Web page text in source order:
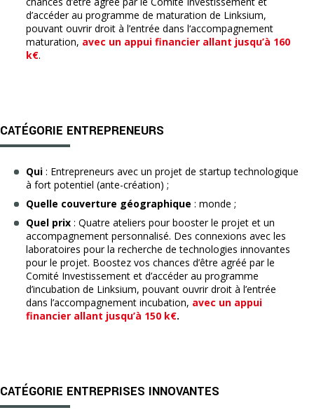
d’accéder au programme de maturation de Linksium,
pouvant ouvrir droit à l’entrée dans l‘accompagnement
maturation, avec un appui financier allant jusqu’à 160
k€.
CATÉGORIE ENTREPRENEURS
Qui : Entrepreneurs avec un projet de startup technologique
à fort potentiel (ante-création) ;
Quelle couverture géographique : monde ;
Quel prix : Quatre ateliers pour booster le projet et un
accompagnement personnalisé. Des connexions avec les
laboratoires pour la recherche de technologies innovantes
pour le projet. Boostez vos chances d’être agréé par le
Comité Investissement et d’accéder au programme
d’incubation de Linksium, pouvant ouvrir droit à l’entrée
dans l’accompagnement incubation, avec un appui
financier allant jusqu’à 150 k€.
CATÉGORIE ENTREPRISES INNOVANTES